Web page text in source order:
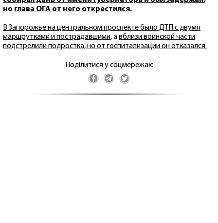
но глава ОГА от него открестился.
В Запорожье на центральном проспекте было ДТП с двумя
маршрутками и пострадавшими, авблизи воинской части
подстрелили подростка, но от госпитализации он отказался.
Поділитися у соцмережах: